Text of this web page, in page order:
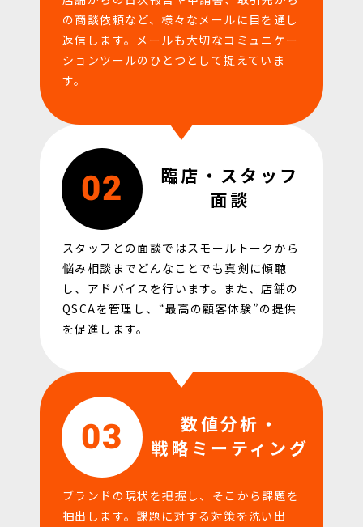
の商談依頼など、様々なメールに目を通し
返信します。 メールも大切なコミュニケー
ションツールのひとつとして捉えていま
す。
02
臨店・スタッフ
面談
スタッフとの面談ではスモールトークから
悩み相談までどんなことでも真剣に傾聴
し、アドバイスを行います。また、店舗の
QSCAを管理し、“最高の顧客体験”の提供
を促進します。
03
数値分析・
戦略ミーティング
ブランドの現状を把握し、そこから課題を
抽出します。課題に対する対策を洗い出